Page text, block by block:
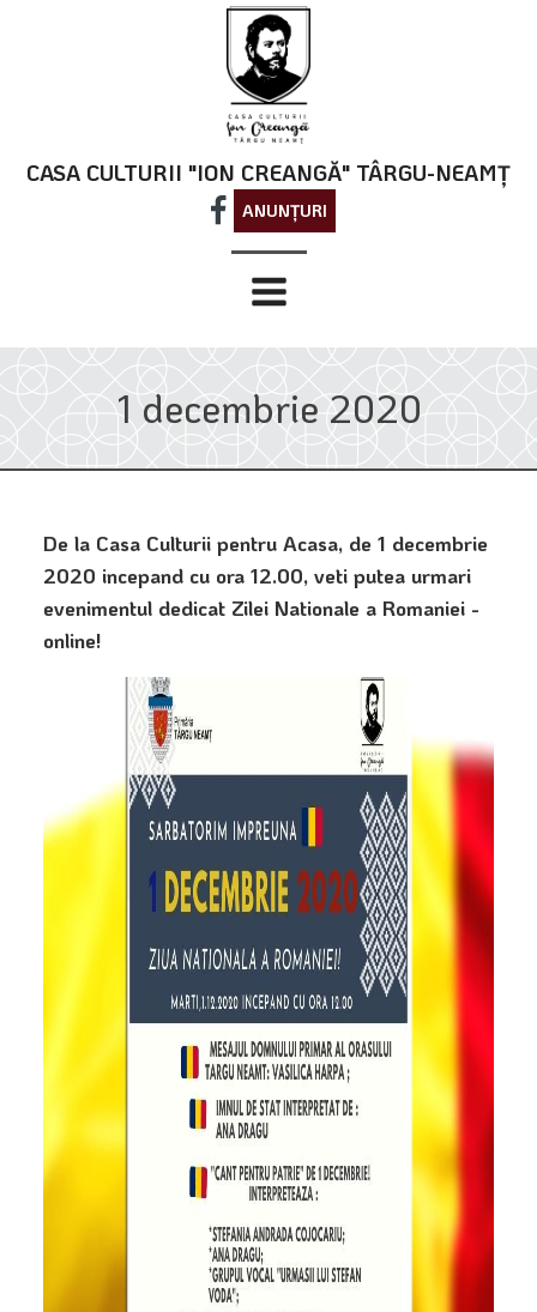
CASA CULTURII "ION CREANGĂ" TÂRGU-NEAMȚ
ANUNȚURI
1 decembrie 2020
De la Casa Culturii pentru Acasa, de 1 decembrie
2020 incepand cu ora 12.00, veti putea urmari
evenimentul dedicat Zilei Nationale a Romaniei -
online!